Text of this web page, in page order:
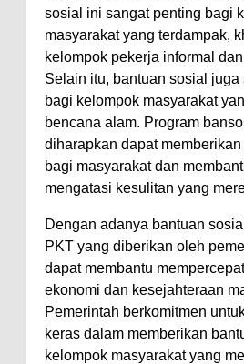
sosial ini sangat penting bagi
masyarakat yang terdampak,
kelompok pekerja informal
Selain itu, bantuan sosial juga
bagi kelompok masyarakat
bencana alam. Program
diharapkan dapat
bagi masyarakat dan
mengatasi kesulitan yang
Dengan adanya bantuan
PKT yang diberikan oleh
dapat membantu
ekonomi dan kesejahteraan
Pemerintah berkomitmen
keras dalam memberikan
kelompok masyarakat yang